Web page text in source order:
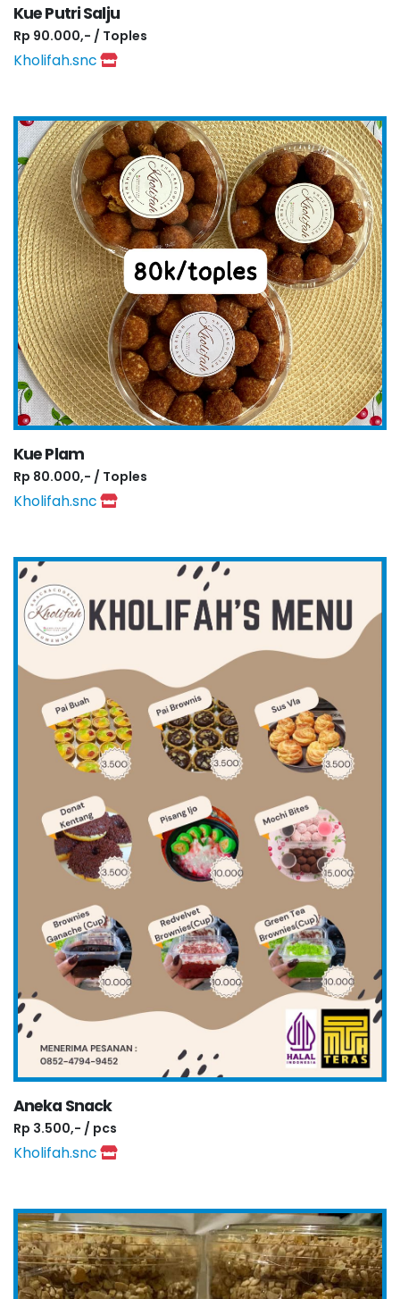
Kue Putri Salju
Rp 90.000,- / Toples
Kholifah.snc
Kue Plam
Rp 80.000,- / Toples
Kholifah.snc
Aneka Snack
Rp 3.500,- / pcs
Kholifah.snc